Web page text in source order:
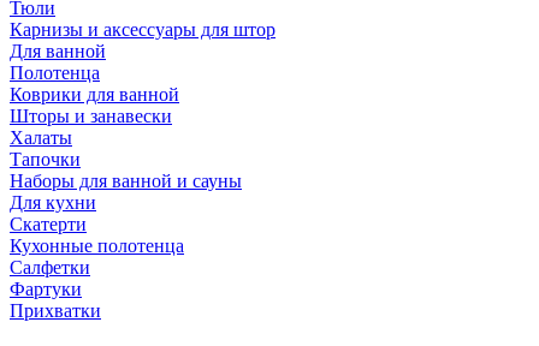
Тюли
Карнизы и аксессуары для штор
Для ванной
Полотенца
Коврики для ванной
Шторы и занавески
Халаты
Тапочки
Наборы для ванной и сауны
Для кухни
Скатерти
Кухонные полотенца
Салфетки
Фартуки
Прихватки